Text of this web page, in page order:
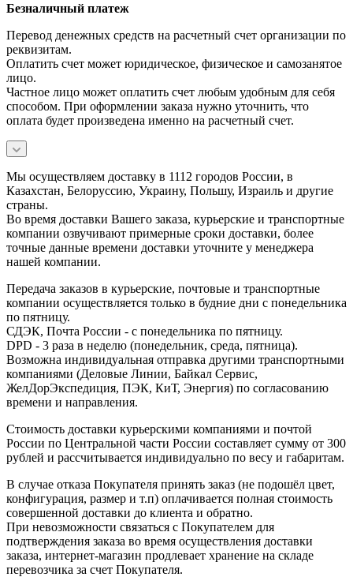
Безналичный платеж
Перевод денежных средств на расчетный счет организации по
реквизитам.
Оплатить счет может юридическое, физическое и самозанятое
лицо.
Частное лицо может оплатить счет любым удобным для себя
способом. При оформлении заказа нужно уточнить, что
оплата будет произведена именно на расчетный счет.
Мы осуществляем доставку в 1112 городов России, в
Казахстан, Белоруссию, Украину, Польшу, Израиль и другие
страны.
Во время доставки Вашего заказа, курьерские и транспортные
компании озвучивают примерные сроки доставки, более
точные данные времени доставки уточните у менеджера
нашей компании.
Передача заказов в курьерские, почтовые и транспортные
компании осуществляется только в будние дни с понедельника
по пятницу.
СДЭК, Почта России - с понедельника по пятницу.
DPD - 3 раза в неделю (понедельник, среда, пятница).
Возможна индивидуальная отправка другими транспортными
компаниями (Деловые Линии, Байкал Сервис,
ЖелДорЭкспедиция, ПЭК, КиТ, Энергия) по согласованию
времени и направления.
Стоимость доставки курьерскими компаниями и почтой
России по Центральной части России составляет сумму от 300
рублей и рассчитывается индивидуально по весу и габаритам.
В случае отказа Покупателя принять заказ (не подошёл цвет,
конфигурация, размер и т.п) оплачивается полная стоимость
совершенной доставки до клиента и обратно.
При невозможности связаться с Покупателем для
подтверждения заказа во время осуществления доставки
заказа, интернет-магазин продлевает хранение на складе
перевозчика за счет Покупателя.